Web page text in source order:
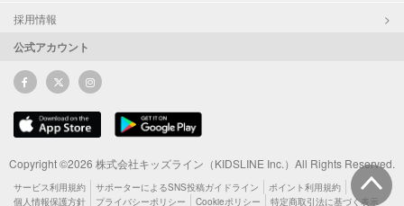
採用情報
公式アカウント
Copyright ©2026 株式会社キッズライン（KIDSLINE Inc.）All Rights Reserved.
サービス利用規約 サポーターによるSNS投稿ガイドライン
ポイント利用規約
個人情報保護方針
プライバシーポリシー Cookieポリシー 特定商取引法に基づく表示